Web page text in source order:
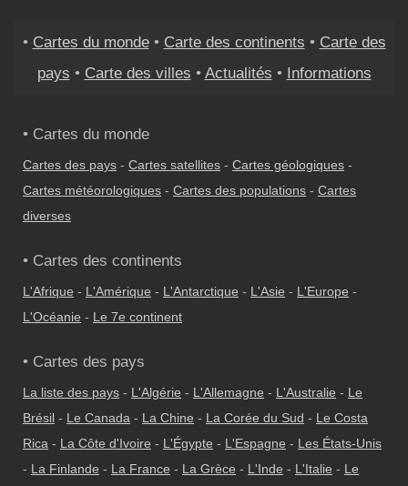
• Cartes du monde• Carte des continents • Carte des
pays • Carte des villes • Actualités • Informations
• Cartes du monde
Cartes des pays - Cartes satellites - Cartes géologiques -
Cartes météorologiques - Cartes des populations - Cartes
diverses
• Cartes des continents
L'Afrique - L'Amérique - L'Antarctique - L'Asie - L'Europe -
L'Océanie - Le 7e continent
• Cartes des pays
La liste des pays - L'Algérie - L'Allemagne - L'Australie - Le
Brésil - Le Canada - La Chine - La Corée du Sud - Le Costa
Rica - La Côte d'Ivoire - L'Égypte - L'Espagne - Les États-Unis
- La Finlande - La France - La Grèce - L'Inde - L'Italie - Le